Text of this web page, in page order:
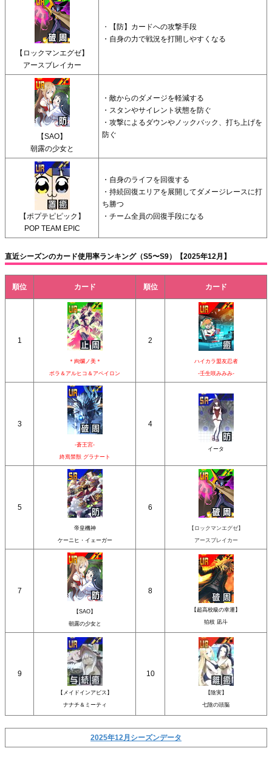
【ロックマンエグゼ】
アースブレイカー
・
【防】カードへの攻撃手段
・自身の力で戦況を打開しやすくなる
【SAO】
朝露の少女と
・敵からのダメージを軽減する
・スタンやサイレント状態を防ぐ
・攻撃によるダウンやノックバック、打ち上げを
防ぐ
【ポプテピピック】
POP TEAM EPIC
・自身のライフを回復する
・持続回復エリアを展開してダメージレースに打
ち勝つ
・チーム全員の回復手段になる
直近シーズンのカード使用率ランキング（S5〜S9）【2025年12月】
順位 カード 順位 カード
1
＊絢爛ノ美＊
ボラ＆アルヒコ＆アペイロン
2
ハイカラ盟友忍者
-壬生咲みみみ-
3
-蒼王宮-
終焉禁獣 グラナート
4
イータ
5
帝皇機神
ケーニヒ・イェーガー
6
【ロックマンエグゼ】
アースブレイカー
7
【SAO】
朝露の少女と
8
【超高校級の幸運】
狛枝 凪斗
9
【メイドインアビス】
ナナチ＆ミーティ
10
【陰実】
七陰の頭脳
2025年12月シーズンデータ